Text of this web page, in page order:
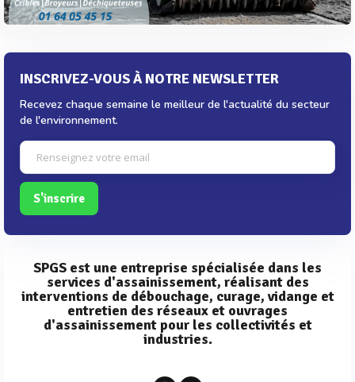
INSCRIVEZ-VOUS À NOTRE NEWSLETTER
Recevez chaque semaine le meilleur de l'actualité du secteur
de l'environnement.
S'inscrire
SPGS est une entreprise spécialisée dans les
services d'assainissement, réalisant des
interventions de débouchage, curage, vidange et
entretien des réseaux et ouvrages
d'assainissement pour les collectivités et
industries.